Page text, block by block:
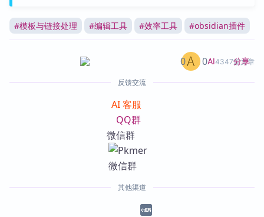
#模板与链接处理 #编辑工具 #效率工具 #obsidian插件
AI4347篇文章
0 0 分享
反馈交流
AI 客服
QQ群
微信群
其他渠道